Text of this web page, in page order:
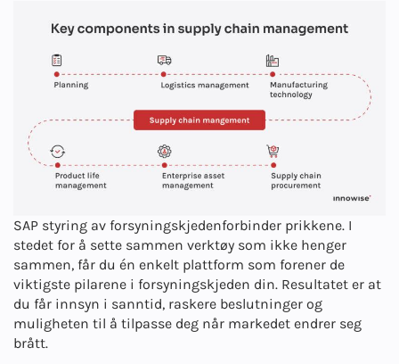
SAP styring av forsyningskjedenforbinder prikkene. I
stedet for å sette sammen verktøy som ikke henger
sammen, får du én enkelt plattform som forener de
viktigste pilarene i forsyningskjeden din. Resultatet er at
du får innsyn i sanntid, raskere beslutninger og
muligheten til å tilpasse deg når markedet endrer seg
brått.